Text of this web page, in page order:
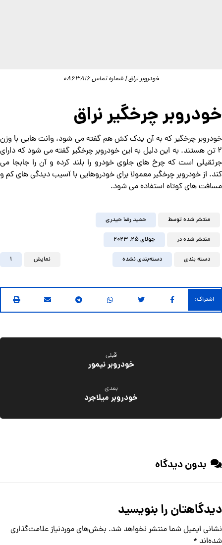
خودروبر نراق | شماره تماس 0863816
خودروبر چرخگیر نراق
خودروبر چرخگیر که به آن یدک کش هم گفته می شود، وانت هایی با وزن
2 تن هستند. به این دلیل به این خودروبر چرخگیر گفته می شود که دارای
جرثقیلی است که چرخ های جلوی خودرو را بلند کرده و آن را جابجا می
کند. از خودروبر چرخگیر معمولا برای خودروهایی با آسیب دیدگی های کم و
مسافت های کوتاه استفاده می شود.
منتشر شده توسط حمید رضا حیدری
منتشر شده در جولای ۲۵, ۲۰۲۳
دسته بندی دسته‌بندی نشده نمایش 1
قبلی
خودروبر نیمور
بعدی
خودروبر میلاجرد
بدون دیدگاه
دیدگاهتان را بنویسید
نشانی ایمیل شما منتشر نخواهد شد. بخش‌های موردنیاز علامت‌گذاری
شده‌اند *